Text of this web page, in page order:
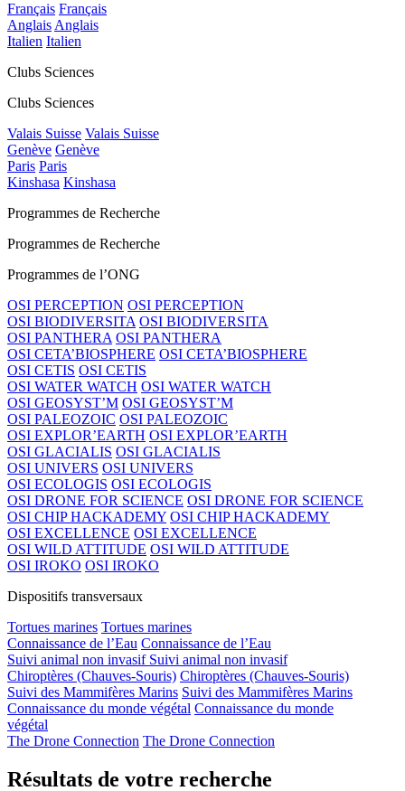
Français Français
AnglaisAnglais
Italien Italien
Clubs Sciences
Clubs Sciences
Valais Suisse Valais Suisse
Genève Genève
Paris Paris
Kinshasa Kinshasa
Programmes de Recherche
Programmes de Recherche
Programmes de l’ONG
OSI PERCEPTION OSI PERCEPTION
OSI BIODIVERSITA OSI BIODIVERSITA
OSI PANTHERA OSI PANTHERA
OSI CETA’BIOSPHERE OSI CETA’BIOSPHERE
OSI CETIS OSI CETIS
OSI WATER WATCH OSI WATER WATCH
OSI GEOSYST’M OSI GEOSYST’M
OSI PALEOZOIC OSI PALEOZOIC
OSI EXPLOR’EARTH OSI EXPLOR’EARTH
OSI GLACIALIS OSI GLACIALIS
OSI UNIVERS OSI UNIVERS
OSI ECOLOGIS OSI ECOLOGIS
OSI DRONE FOR SCIENCE OSI DRONE FOR SCIENCE
OSI CHIP HACKADEMY OSI CHIP HACKADEMY
OSI EXCELLENCE OSI EXCELLENCE
OSI WILD ATTITUDE OSI WILD ATTITUDE
OSI IROKO OSI IROKO
Dispositifs transversaux
Tortues marines Tortues marines
Connaissance de l’Eau Connaissance de l’Eau
Suivi animal non invasif Suivi animal non invasif
Chiroptères (Chauves-Souris) Chiroptères (Chauves-Souris)
Suivi des Mammifères Marins Suivi des Mammifères Marins
Connaissance du monde végétal Connaissance du monde
végétal
The Drone Connection The Drone Connection
Résultats de votre recherche